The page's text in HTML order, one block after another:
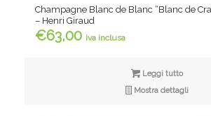
Champagne Blanc de Blanc “Blanc de
– Henri Giraud
€63,00 iva inclusa
Leggi tutto
Mostra dettagli